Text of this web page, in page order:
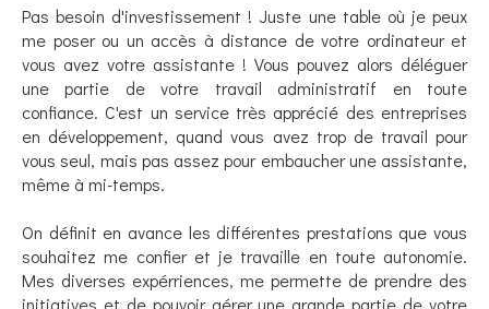
Pas besoin d'investissement ! Juste une table où je peux
me poser ou un accès à distance de votre ordinateur et
vous avez votre assistante ! Vous pouvez alors déléguer
une partie de votre travail administratif en toute
confiance. C'est un service très apprécié des entreprises
en développement, quand vous avez trop de travail pour
vous seul, mais pas assez pour embaucher une assistante,
même à mi-temps.
On définit en avance les différentes prestations que vous
souhaitez me confier et je travaille en toute autonomie.
Mes diverses expérriences, me permette de prendre des
initiatives et de pouvoir gérer une grande partie de votre